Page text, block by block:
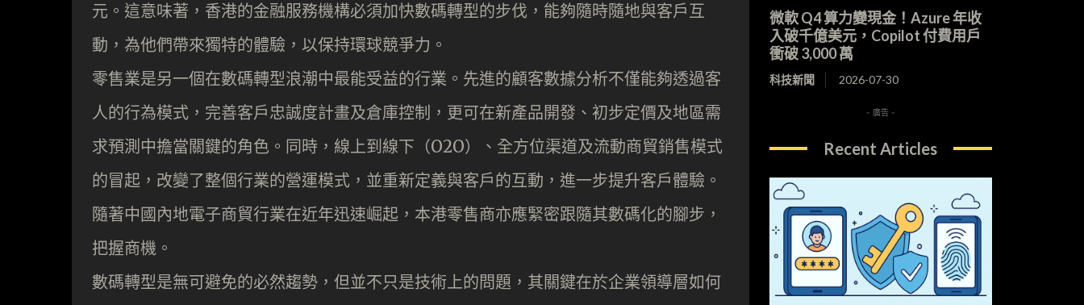
元。這意味著，香港的金融服務機構必須加快數碼轉型的步伐，能夠隨時隨地與客戶互
動，為他們帶來獨特的體驗，以保持環球競爭力。
零售業是另一個在數碼轉型浪潮中最能受益的行業。先進的顧客數據分析不僅能夠透過客
人的行為模式，完善客戶忠誠度計畫及倉庫控制，更可在新產品開發、初步定價及地區需
求預測中擔當關鍵的角色。同時，線上到線下（O2O）、全方位渠道及流動商貿銷售模式
的冒起，改變了整個行業的營運模式，並重新定義與客戶的互動，進一步提升客戶體驗。
隨著中國內地電子商貿行業在近年迅速崛起，本港零售商亦應緊密跟隨其數碼化的腳步，
把握商機。
數碼轉型是無可避免的必然趨勢，但並不只是技術上的問題，其關鍵在於企業領導層如何
微軟 Q4 算力變現金！Azure 年收
入破千億美元，Copilot 付費用戶
衝破 3,000 萬
科技新聞 2026-07-30
- 廣告 -
Recent Articles